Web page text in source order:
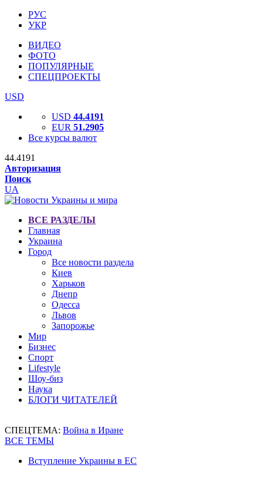
РУС
УКР
ВИДЕО
ФОТО
ПОПУЛЯРНЫЕ
СПЕЦПРОЕКТЫ
USD
USD 44.4191
EUR 51.2905
Все курсы валют
44.4191
Авторизация
Поиск
UA
ВСЕ РАЗДЕЛЫ
Главная
Украина
Город
Все новости раздела
Киев
Харьков
Днепр
Одесса
Львов
Запорожье
Мир
Бизнес
Спорт
Lifestyle
Шоу-биз
Наука
БЛОГИ ЧИТАТЕЛЕЙ
СПЕЦТЕМА: Война в Иране
ВСЕ ТЕМЫ
Вступление Украины в ЕС